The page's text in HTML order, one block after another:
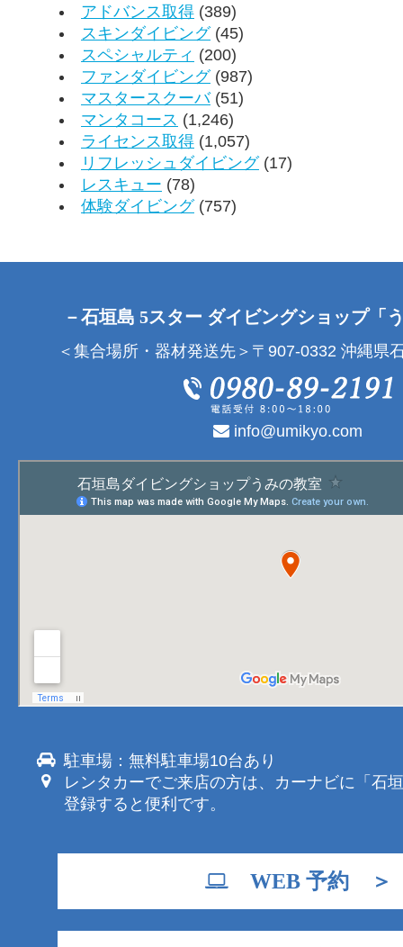
アドバンス取得 (389)
スキンダイビング(45)
スペシャルティ (200)
ファンダイビング(987)
マスタースクーバ(51)
マンタコース (1,246)
ライセンス取得 (1,057)
リフレッシュダイビング(17)
レスキュー (78)
体験ダイビング(757)
－石垣島 5スター ダイビングショップ「
＜集合場所・器材発送先＞〒907-0332 沖縄県
info@umikyo.com
駐車場：無料駐車場10台あり
レンタカーでご来店の方は、カーナビに「石
登録すると便利です。
WEB 予約 ＞